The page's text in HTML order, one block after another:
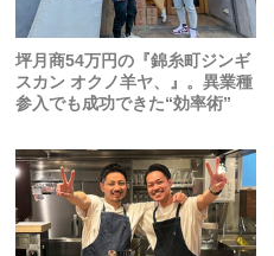
坪月商54万円の『錦糸町ジンギ
スカン オクノ羊ヤ、』。異業種
参入でも成功できた“効率術”